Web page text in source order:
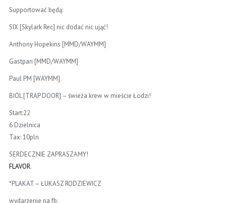
Supportować będą:
SIX [Skylark Rec] nic dodać nic ująć!
Anthony Hopekins [MMD/WAYMM]
Gastpari [MMD/WAYMM]
Paul PM [WAYMM]
BIOL [TRAP DOOR] – świeża krew w mieście Łodzi!
Start:22
6 Dzielnica
Tax: 10pln
SERDECZNIE ZAPRASZAMY!
FLAVOR.
*PLAKAT – ŁUKASZ RODZIEWICZ
wydarzenie na fb: